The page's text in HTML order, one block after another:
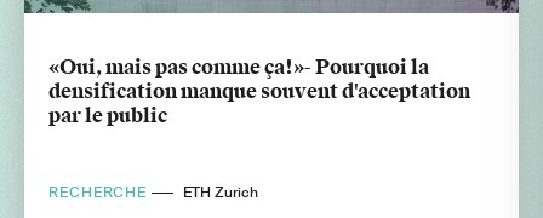
«Oui, mais pas comme ça!»- Pourquoi la
densification manque souvent d'acceptation
par le public
RECHERCHE ETH Zurich